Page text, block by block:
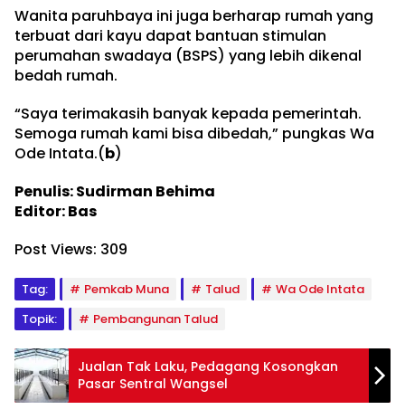
Wanita paruhbaya ini juga berharap rumah yang
terbuat dari kayu dapat bantuan stimulan
perumahan swadaya (BSPS) yang lebih dikenal
bedah rumah.
“Saya terimakasih banyak kepada pemerintah.
Semoga rumah kami bisa dibedah,” pungkas Wa
Ode Intata.(b)
Penulis: Sudirman Behima
Editor: Bas
Post Views: 309
Tag: Pemkab Muna Talud
Wa Ode Intata
Topik:
Pembangunan Talud
Jualan Tak Laku, Pedagang Kosongkan
Pasar Sentral Wangsel